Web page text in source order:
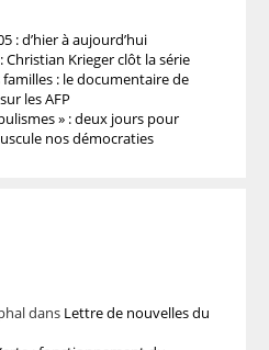
: d’hier à aujourd’hui
Krieger clôt la série
familles : le documentaire de
les AFP
» : deux jours pour
nos démocraties
dans Lettre de nouvelles du